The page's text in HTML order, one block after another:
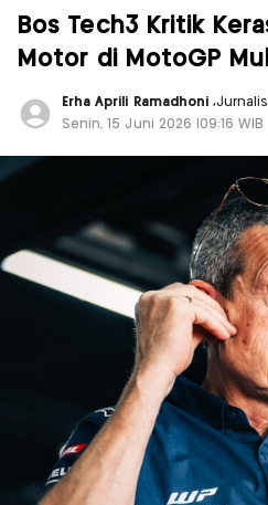
Bos Tech3 Kritik
Motor di MotoGP
Erha Aprili Ramadhoni,Jurnalis
Senin, 15 Juni 2026 |09:16 WIB